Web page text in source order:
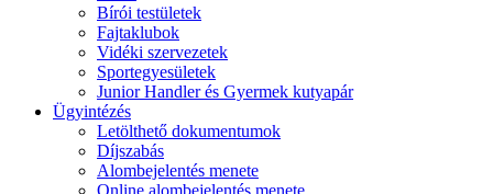
Bírói testületek
Fajtaklubok
Vidéki szervezetek
Sportegyesületek
Junior Handler és Gyermek kutyapár
Ügyintézés
Letölthető dokumentumok
Díjszabás
Alombejelentés menete
Online alombejelentés menete